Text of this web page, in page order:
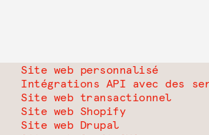
Site web personnalisé
Intégrations API avec des
Site web transactionnel
Site web Shopify
Site web Drupal